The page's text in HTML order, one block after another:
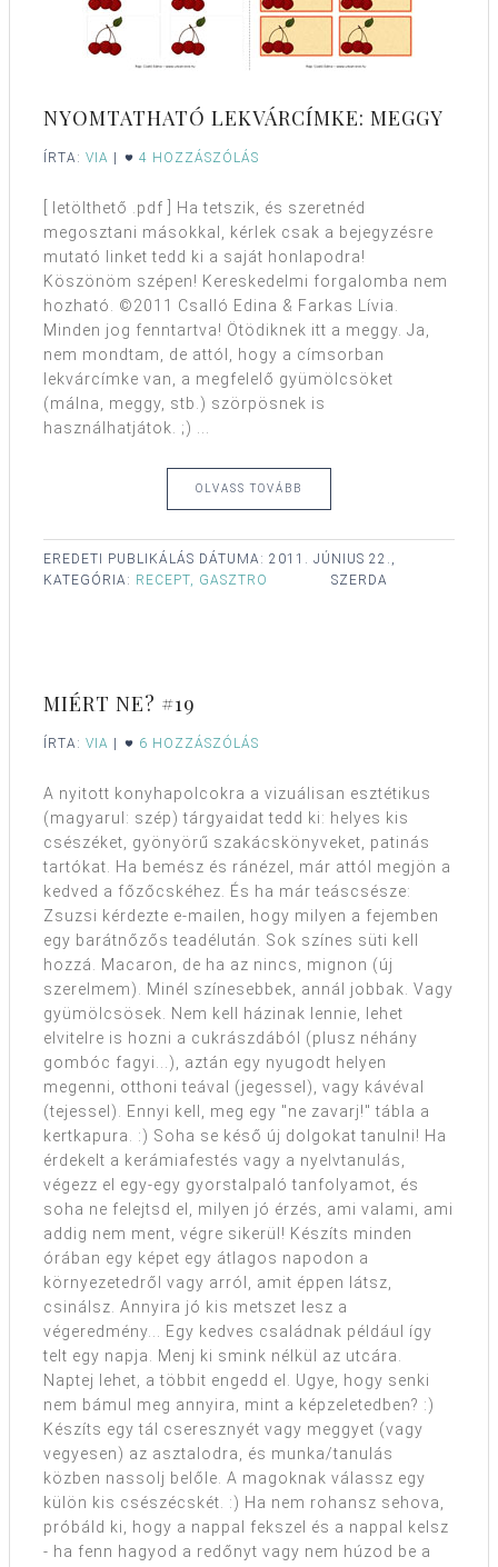
NYOMTATHATÓ LEKVÁRCÍMKE: MEGGY
ÍRTA: VIA | 4 HOZZÁSZÓLÁS
[ letölthető .pdf ] Ha tetszik, és szeretnéd
megosztani másokkal, kérlek csak a bejegyzésre
mutató linket tedd ki a saját honlapodra!
Köszönöm szépen! Kereskedelmi forgalomba nem
hozható. ©2011 Csalló Edina & Farkas Lívia.
Minden jog fenntartva! Ötödiknek itt a meggy. Ja,
nem mondtam, de attól, hogy a címsorban
lekvárcímke van, a megfelelő gyümölcsöket
(málna, meggy, stb.) szörpösnek is
használhatjátok. ;) ...
OLVASS TOVÁBB
EREDETI PUBLIKÁLÁS DÁTUMA: 2011. JÚNIUS 22.,
SZERDA
KATEGÓRIA: RECEPT, GASZTRO
MIÉRT NE? #19
ÍRTA: VIA 6 HOZZÁSZÓLÁS
A nyitott konyhapolcokra a vizuálisan esztétikus
(magyarul: szép) tárgyaidat tedd ki: helyes kis
csészéket, gyönyörű szakácskönyveket, patinás
tartókat. Ha bemész és ránézel, már attól megjön a
kedved a főzőcskéhez. És ha már teáscsésze:
Zsuzsi kérdezte e-mailen, hogy milyen a fejemben
egy barátnőzős teadélután. Sok színes süti kell
hozzá. Macaron, de ha az nincs, mignon (új
szerelmem). Minél színesebbek, annál jobbak. Vagy
gyümölcsösek. Nem kell házinak lennie, lehet
elvitelre is hozni a cukrászdából (plusz néhány
gombóc fagyi...), aztán egy nyugodt helyen
megenni, otthoni teával (jegessel), vagy kávéval
(tejessel). Ennyi kell, meg egy "ne zavarj!" tábla a
kertkapura. :) Soha se késő új dolgokat tanulni! Ha
érdekelt a kerámiafestés vagy a nyelvtanulás,
végezz el egy-egy gyorstalpaló tanfolyamot, és
soha ne felejtsd el, milyen jó érzés, ami valami, ami
addig nem ment, végre sikerül! Készíts minden
órában egy képet egy átlagos napodon a
környezetedről vagy arról, amit éppen látsz,
csinálsz. Annyira jó kis metszet lesz a
végeredmény... Egy kedves családnak például így
telt egy napja. Menj ki smink nélkül az utcára.
Naptej lehet, a többit engedd el. Ugye, hogy senki
nem bámul meg annyira, mint a képzeletedben? :)
Készíts egy tál cseresznyét vagy meggyet (vagy
vegyesen) az asztalodra, és munka/tanulás
közben nassolj belőle. A magoknak válassz egy
külön kis csészécskét. :) Ha nem rohansz sehova,
próbáld ki, hogy a nappal fekszel és a nappal kelsz
- ha fenn hagyod a redőnyt vagy nem húzod be a